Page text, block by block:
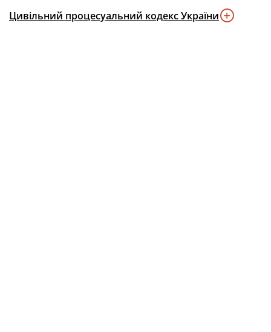
Цивільний процесуальний кодекс України